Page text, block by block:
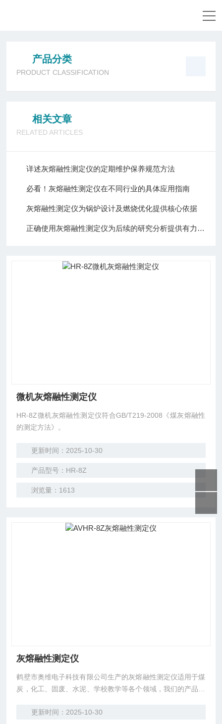
产品分类
PRODUCT CLASSIFICATION
相关文章
RELATED ARTICLES
详述灰熔融性测定仪的定期维护保养规范方法
必看！灰熔融性测定仪在不同行业的具体应用指南
灰熔融性测定仪为锅炉设计及燃烧优化提供核心依据
正确使用灰熔融性测定仪为后续的研究分析提供有力支持
微机灰熔融性测定仪
HR-8Z微机灰熔融性测定仪符合GB/T219-2008《煤灰熔融性
的测定方法》。
更新时间：2025-10-30
产品型号：HR-8Z
浏览量：1613
灰熔融性测定仪
鹤壁市奥维电子科技有限公司生产的灰熔融性测定仪适用于煤
炭，化工、固废、水泥、学校教学等各个领域，我们的产品以
的标准向用户提供质优价廉的仪器设备。重复性、长期稳定
更新时间：2025-10-30